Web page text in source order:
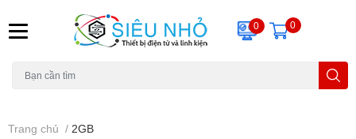
0 0
Trang chủ / 2GB